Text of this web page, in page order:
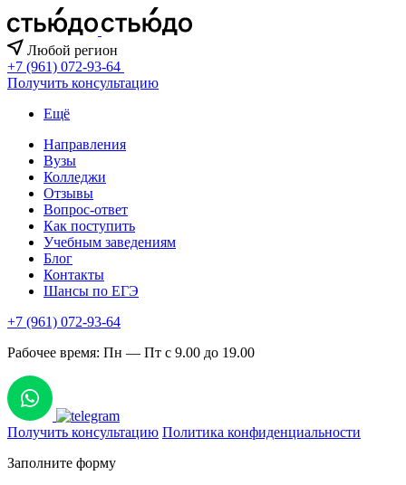
Любой регион
+7 (961) 072-93-64
Получить консультацию
Ещё
Направления
Вузы
Колледжи
Отзывы
Вопрос-ответ
Как поступить
Учебным заведениям
Блог
Контакты
Шансы по ЕГЭ
+7 (961) 072-93-64
Рабочее время: Пн — Пт с 9.00 до 19.00
Получить консультацию Политика конфиденциальности
Заполните форму